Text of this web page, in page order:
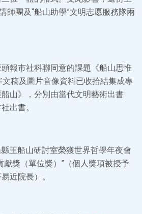
師團及“船山助學”文明志愿服務隊兩
報市社科聯同意的課題《船山思惟
稿及圖片音像資料已收拾結集成專
山》，分別由當代文明藝術出書
出書。
王船山研討室榮獲世界哲學年夜會
獻獎（單位獎）”（個人獎項被授予
近院長）。